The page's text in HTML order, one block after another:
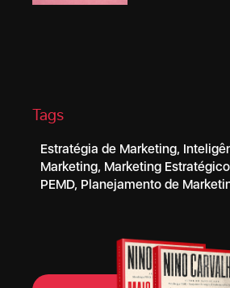
Tags
Estratégia de Marketing,
Marketing, Marketing Estratégico
PEMD, Planejamento de